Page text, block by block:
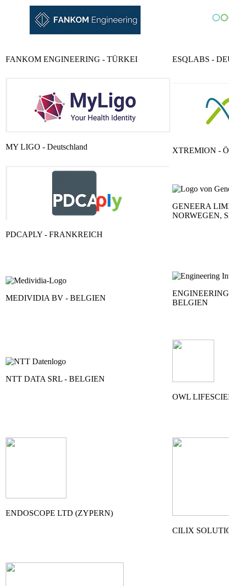
FANKOM ENGINEERING - TÜRKEI ESQLABS -
MY LIGO - Deutschland XTREMION -
PDCAPLY - FRANKREICH
GENEERA
NORWEGEN,
MEDIVIDIA BV - BELGIEN
BELGIEN
NTT DATA SRL - BELGIEN
OWL
ENDOSCOPE LTD (ZYPERN)
CILIX